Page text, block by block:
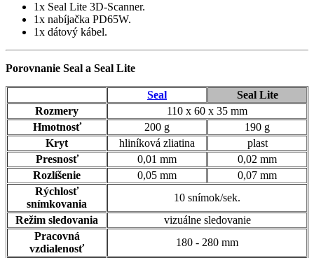
1x Seal Lite 3D-Scanner.
1x nabíjačka PD65W.
1x dátový kábel.
Porovnanie Seal a Seal Lite
Seal
Seal Lite
Rozmery
110 x 60 x 35 mm
Hmotnosť
200 g
190 g
Kryt
hliníková zliatina
plast
Presnosť
0,01 mm
0,02 mm
Rozlíšenie
0,05 mm
0,07 mm
Rýchlosť
snímkovania
10 snímok/sek.
Režim sledovania
vizuálne sledovanie
Pracovná
vzdialenosť
180 - 280 mm